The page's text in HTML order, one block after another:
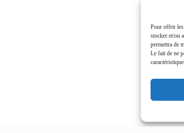
Pour offrir les
stocker et/ou
permettra de
Le fait de ne